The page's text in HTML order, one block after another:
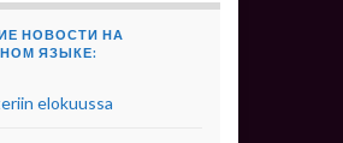
НОВОСТИ НА
ЯЗЫКЕ:
elokuussa